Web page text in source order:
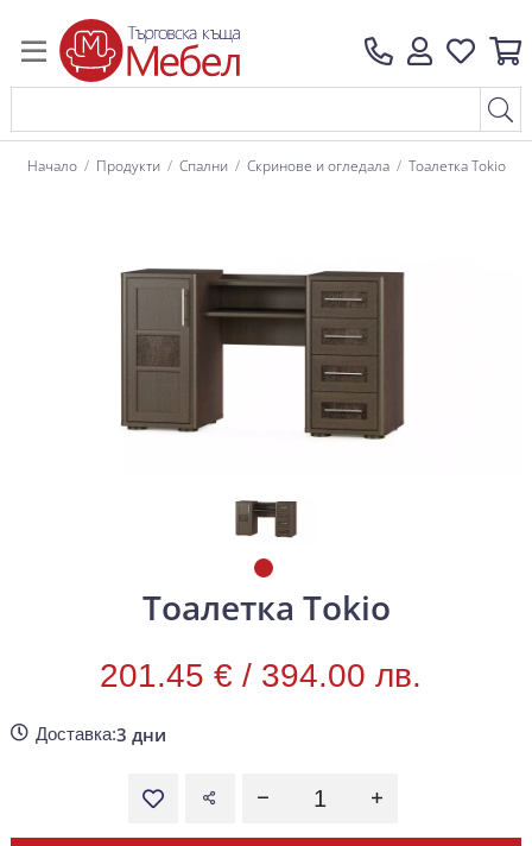
Начало Продукти Спални Скринове и огледала Тоалетка Tokio
Тоалетка Tokio
201.45 € / 394.00 лв.
Доставка:3 дни